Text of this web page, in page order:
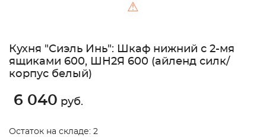
⚠
Кухня "Сиэль Инь": Шкаф нижний с 2-мя
ящиками 600, ШН2Я 600 (айленд силк/
корпус белый)
6 040 руб.
Остаток на складе: 2